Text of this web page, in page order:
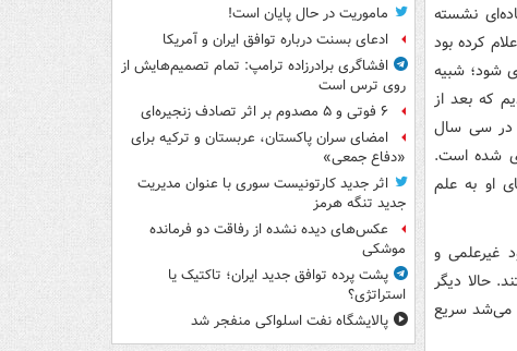
نشسته
اعلام کرده بود
شود؛ شبیه
که بعد از
در سی سال
شده است.
او به علم
غیرعلمی و
حالا دیگر
می‌شد سریع
ماموریت در حال پایان است!
ادعای بسنت درباره توافق ایران و آمریکا
افشاگری برادرزاده ترامپ: تمام تصمیم‌هایش از
روی ترس است
۶ فوتی و ۵ مصدوم بر اثر تصادف زنجیره‌ای
امضای سران پاکستان، عربستان و ترکیه برای
«دفاع جمعی»
اثر جدید کارتونیست سوری با عنوان مدیریت
جدید تنگه هرمز
عکس‌های دیده نشده از رفاقت دو فرمانده‌
موشکی
پشت پرده توافق جدید ایران؛ تاکتیک یا
استراتژی؟
پالایشگاه نفت اسلواکی منفجر شد